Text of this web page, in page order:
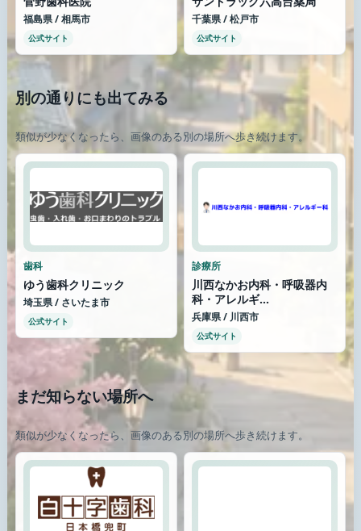
福島県 / 相馬市
公式サイト
千葉県 / 松戸市
公式サイト
別の通りにも出てみる
類似が少なくなったら、画像のある別の場所へ歩き続けます。
歯科
ゆう歯科クリニック
埼玉県 / さいたま市
公式サイト
診療所
川西なかお内科・呼吸器内
科・アレルギ...
兵庫県 / 川西市
公式サイト
まだ知らない場所へ
類似が少なくなったら、画像のある別の場所へ歩き続けます。